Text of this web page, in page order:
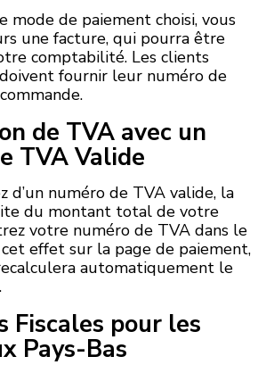
mode de paiement choisi, vous
une facture, qui pourra être
comptabilité. Les clients
fournir leur numéro de
de TVA avec un
TVA Valide
d’un numéro de TVA valide, la
du montant total de votre
votre numéro de TVA dans le
effet sur la page de paiement,
automatiquement le
Fiscales pour les
Pays-Bas